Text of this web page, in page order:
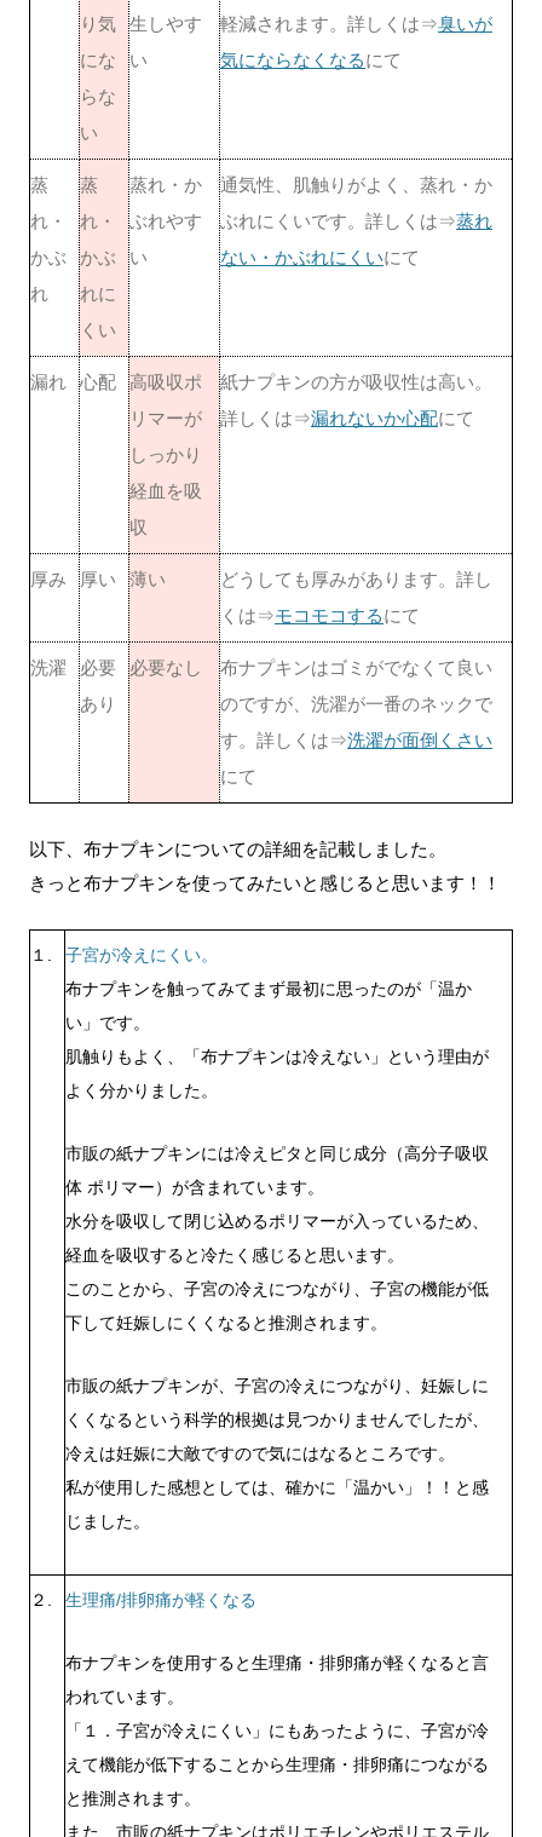
り気
にな
らな
い
生しやす
い
軽減されます。詳しくは⇒臭いが
気にならなくなるにて
蒸
れ・
かぶ
れ
蒸
れ・
かぶ
れに
くい
蒸れ・か
ぶれやす
い
通気性、肌触りがよく、蒸れ・か
ぶれにくいです。詳しくは⇒蒸れ
ない・かぶれにくいにて
漏れ 心配
高吸収ポ
リマーが
しっかり
経血を吸
収
紙ナプキンの方が吸収性は高い。
詳しくは⇒漏れないか心配にて
厚み 厚い 薄い
どうしても厚みがあります。詳し
くは⇒モコモコするにて
洗濯
必要
あり
必要なし
布ナプキンはゴミがでなくて良い
のですが、洗濯が一番のネックで
す。詳しくは⇒洗濯が面倒くさい
にて
以下、布ナプキンについての詳細を記載しました。
きっと布ナプキンを使ってみたいと感じると思います！！
１.
子宮が冷えにくい。
布ナプキンを触ってみてまず最初に思ったのが 「温か
い」 です。
肌触りもよく、「布ナプキンは冷えない」という理由が
よく分かりました。
市販の紙ナプキンには冷えピタ と同じ成分（高分子吸収
体 ポリマー）が含まれています。
水分を吸収して閉じ込めるポリマーが入っているため、
経血を吸収すると冷たく感じると思います。
このことから、子宮の冷えにつながり、子宮の機能が低
下して妊娠しにくくなると推測されます。
市販の紙ナプキンが、子宮の冷えにつながり、妊娠しに
くくなるという科学的根拠は見つかりませんでしたが、
冷えは妊娠に大敵ですので気にはなるところです。
私が使用した感想としては、確かに
「温かい」！！ と感
じました。
２. 生理痛/排卵痛が軽くなる
布ナプキンを使用すると生理痛・排卵痛が軽くなると言
われています。
「１．子宮が冷えにくい」にもあったように、子宮が冷
えて機能が低下することから生理痛・排卵痛につながる
と推測されます。
また、市販の紙ナプキンはポリエチレンやポリエステル